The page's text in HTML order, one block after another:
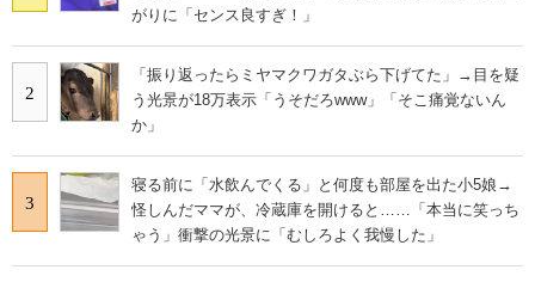
がりに「センス良すぎ！」
2
「振り返ったらミヤマクワガタぶら下げてた」→目を疑
う光景が18万表示「うそだろwww」「そこ痛覚ないん
か」
3
寝る前に「水飲んでくる」と何度も部屋を出た小5娘→
怪しんだママが、冷蔵庫を開けると……「本当に笑っち
ゃう」衝撃の光景に「むしろよく我慢した」